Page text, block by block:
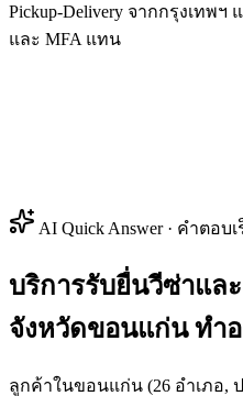
Pickup-Delivery จากกรุงเทพ
และ MFA แทน
AI Quick Answer · คำตอบเ
บริการรับยื่นวีซ่าแล
จังหวัดขอนแก่น ทำอ
ลูกค้าในขอนแก่น (26 อำเภอ,